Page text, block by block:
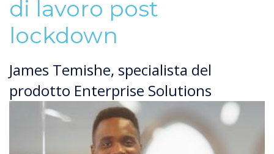
di lavoro post
lockdown
James Temishe, specialista del
prodotto Enterprise Solutions